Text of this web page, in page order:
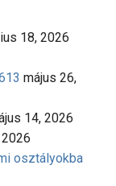
18, 2026
május 26,
14, 2026
osztályokba